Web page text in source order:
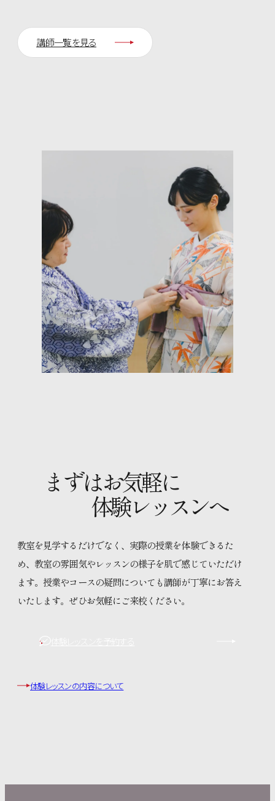
講師一覧を見る
まずはお気軽に
体験レッスンへ
教室を見学するだけでなく、実際の授業を体験できるた
め、教室の雰囲気やレッスンの様子を肌で感じていただけ
ます。授業やコースの疑問についても講師が丁寧にお答え
いたします。ぜひお気軽にご来校ください。
体験レッスンの内容について